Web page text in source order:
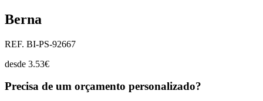
Berna
REF. BI-PS-92667
desde 3.53€
Precisa de um orçamento personalizado?